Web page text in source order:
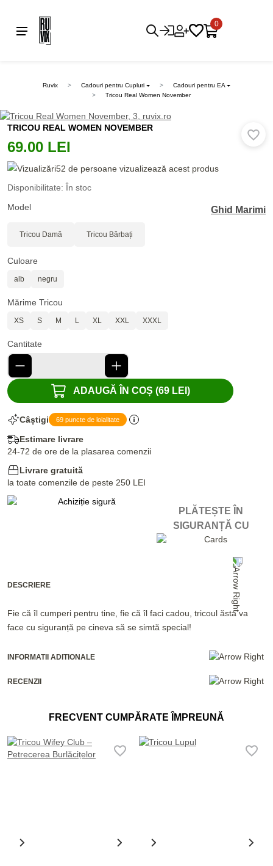
0
Ruvix Cadouri pentru Cupluri
Cadouri pentru EA
Tricou Real Women November
TRICOU REAL WOMEN NOVEMBER
69.00 LEI
52 de persoane vizualizează acest produs
Disponibilitate: În stoc
Model
Ghid Marimi
Tricou Damă Tricou Bărbați
Culoare
alb negru
Mărime Tricou
XS S M L XL XXL XXXL
Cantitate
ADAUGĂ ÎN COȘ (69 LEI)
Câștigi 69 puncte de loialitate
Estimare livrare
24-72 de ore de la plasarea comenzii
Livrare gratuită
la toate comenzile de peste 250 LEI
PLĂTEȘTE ÎN
SIGURANȚĂ CU
DESCRIERE
Fie că îl cumperi pentru tine, fie că îl faci cadou, tricoul ăsta va
face cu siguranță pe cineva să se simtă special!
INFORMATII ADITIONALE
RECENZII
FRECVENT CUMPĂRATE ÎMPREUNĂ